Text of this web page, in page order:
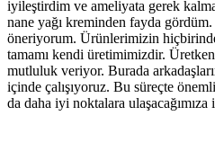
iyileştirdim ve ameliyata gerek
nane yağı kreminden fayda
öneriyorum. Ürünlerimizin
tamamı kendi üretimimizdir.
mutluluk veriyor. Burada
içinde çalışıyoruz. Bu süreçte
da daha iyi noktalara